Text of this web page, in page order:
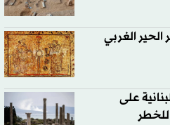
الغربي
على
للخطر